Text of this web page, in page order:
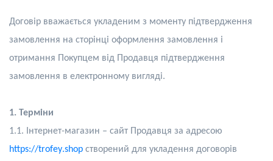
Договір вважається укладеним з моменту підтвердження
замовлення на сторінці оформлення замовлення і
отримання Покупцем від Продавця підтвердження
замовлення в електронному вигляді.
1. Терміни
1.1. Інтернет-магазин – сайт Продавця за адресою
https://trofey.shop створений для укладення договорів